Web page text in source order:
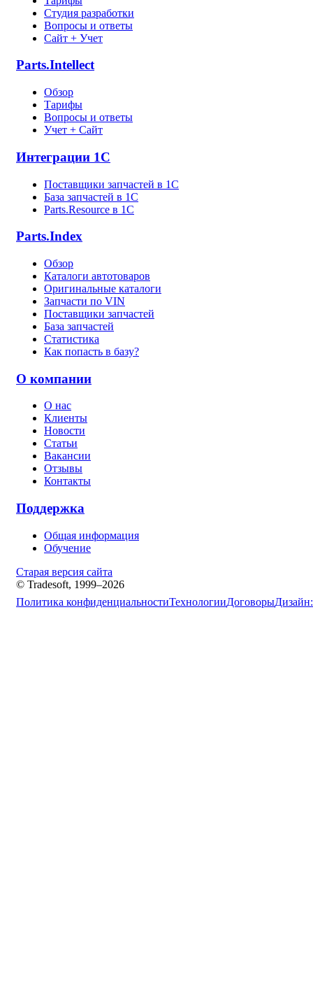
Студия разработки
Вопросы и ответы
Сайт + Учет
Parts.Intellect
Обзор
Тарифы
Вопросы и ответы
Учет + Сайт
Интеграции 1С
Поставщики запчастей в 1C
База запчастей в 1С
Parts.Resource в 1C
Parts.Index
Обзор
Каталоги автотоваров
Оригинальные каталоги
Запчасти по VIN
Поставщики запчастей
База запчастей
Статистика
Как попасть в базу?
О компании
О нас
Клиенты
Новости
Статьи
Вакансии
Отзывы
Контакты
Поддержка
Общая информация
Обучение
Старая версия сайта
© Tradesoft, 1999–2026
Политика конфиденциальностиТехнологииДоговорыДизайн: